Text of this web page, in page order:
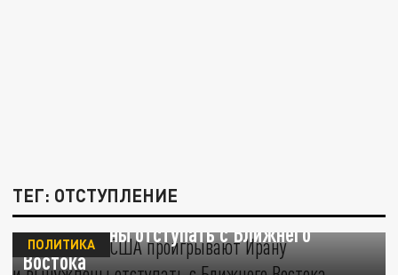
ТЕГ: ОТСТУПЛЕНИЕ
The Herald: США проигрывают Ирану
и вынуждены отступать с Ближнего
Востока
ПОЛИТИКА